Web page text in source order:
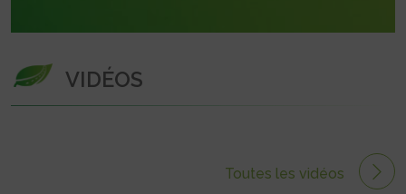
VIDÉOS
Toutes les vidéos